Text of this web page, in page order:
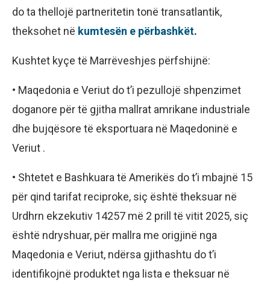
do ta thellojë partneritetin tonë transatlantik,
theksohet në kumtesën e përbashkët.
Kushtet kyçe të Marrëveshjes përfshijnë:
• Maqedonia e Veriut do t’i pezullojë shpenzimet
doganore për të gjitha mallrat amrikane industriale
dhe bujqësore të eksportuara në Maqedoninë e
Veriut .
• Shtetet e Bashkuara të Amerikës do t’i mbajnë 15
për qind tarifat reciproke, siç është theksuar në
Urdhrn ekzekutiv 14257 më 2 prill të vitit 2025, siç
është ndryshuar, për mallra me origjinë nga
Maqedonia e Veriut, ndërsa gjithashtu do t’i
identifikojnë produktet nga lista e theksuar në